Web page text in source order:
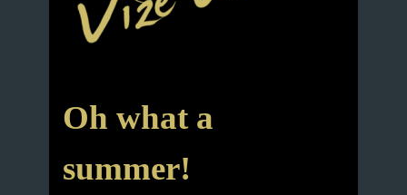
Oh what a
summer!